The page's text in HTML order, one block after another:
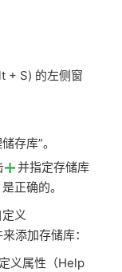
+ S) 的左侧窗
存库”。
并指定存储库
正确的。
义
添加存储库：
义属性（Help